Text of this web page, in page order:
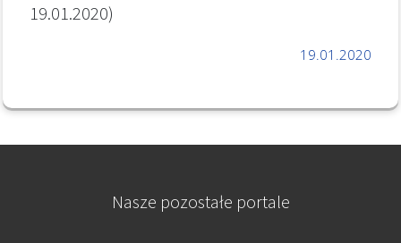
19.01.2020)
19.01.2020
Nasze pozostałe portale